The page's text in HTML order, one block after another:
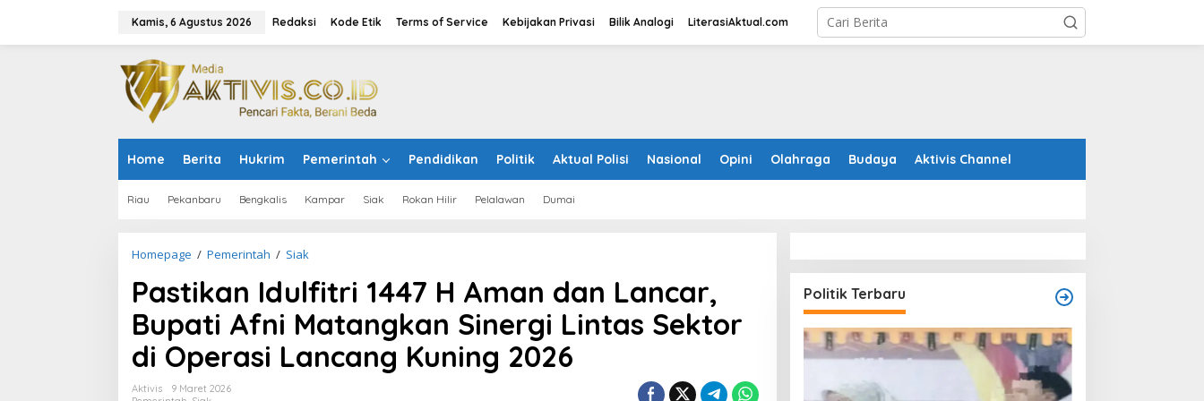
Kamis, 6 Agustus 2026 Redaksi Kode Etik Terms of Service Kebijakan Privasi Bilik Analogi LiterasiAktual.com
Home Berita Hukrim Pemerintah Pendidikan Politik Aktual Polisi Nasional Opini Olahraga Budaya Aktivis Channel
Riau Pekanbaru Bengkalis Kampar Siak Rokan Hilir Pelalawan Dumai
Homepage / Pemerintah / Siak
s
t
i
k
a
n
Pastikan Idulfitri 1447 H Aman dan Lancar,
Bupati Afni Matangkan Sinergi Lintas Sektor
di Operasi Lancang Kuning 2026
Aktivis
9 Maret 2026
Politik Terbaru